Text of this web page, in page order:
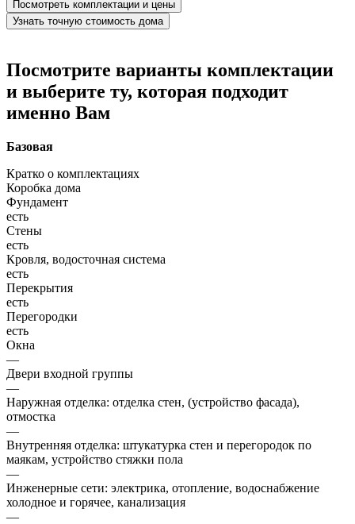
Посмотреть комплектации и цены
Узнать точную стоимость дома
Посмотрите варианты комплектации
и выберите ту, которая подходит
именно Вам
Базовая
Кратко о комплектациях
Коробка дома
Фундамент
есть
Стены
есть
Кровля, водосточная система
есть
Перекрытия
есть
Перегородки
есть
Окна
—
Двери входной группы
—
Наружная отделка: отделка стен, (устройство фасада),
отмостка
—
Внутренняя отделка: штукатурка стен и перегородок по
маякам, устройство стяжки пола
—
Инженерные сети: электрика, отопление, водоснабжение
холодное и горячее, канализация
—